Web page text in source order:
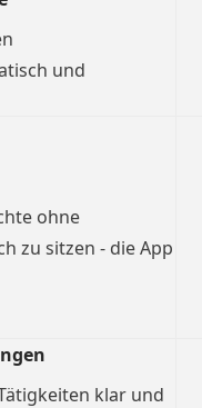
und
ohne
zu sitzen - die App
klar und